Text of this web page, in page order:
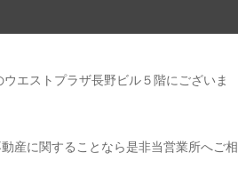
エストプラザ長野ビル５階にございま
産に関することなら是非当営業所へご相